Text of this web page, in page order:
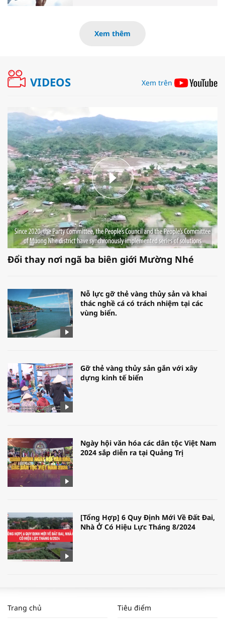
Xem thêm
VIDEOS Xem trên
Đổi thay nơi ngã ba biên giới Mường Nhé
Nỗ lực gỡ thẻ vàng thủy sản và khai
thác nghề cá có trách nhiệm tại các
vùng biển.
Gỡ thẻ vàng thủy sản gắn với xây
dựng kinh tế biển
Ngày hội văn hóa các dân tộc Việt Nam
2024 sắp diễn ra tại Quảng Trị
[Tổng Hợp] 6 Quy Định Mới Về Đất Đai,
Nhà Ở Có Hiệu Lực Tháng 8/2024
NAM NĂM 2024 VÀ NĂM 2025 | NHỊP
ĐẬP THỊ TRƯỜNG #62
Trang chủ Tiêu điểm